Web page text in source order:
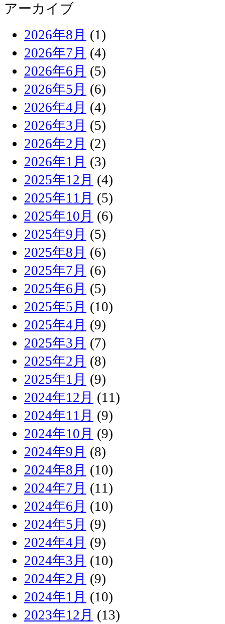
アーカイブ
2026年8月 (1)
2026年7月 (4)
2026年6月 (5)
2026年5月 (6)
2026年4月 (4)
2026年3月 (5)
2026年2月 (2)
2026年1月 (3)
2025年12月 (4)
2025年11月 (5)
2025年10月 (6)
2025年9月 (5)
2025年8月 (6)
2025年7月 (6)
2025年6月 (5)
2025年5月 (10)
2025年4月 (9)
2025年3月 (7)
2025年2月 (8)
2025年1月 (9)
2024年12月 (11)
2024年11月 (9)
2024年10月 (9)
2024年9月 (8)
2024年8月 (10)
2024年7月 (11)
2024年6月 (10)
2024年5月 (9)
2024年4月 (9)
2024年3月 (10)
2024年2月 (9)
2024年1月 (10)
2023年12月 (13)